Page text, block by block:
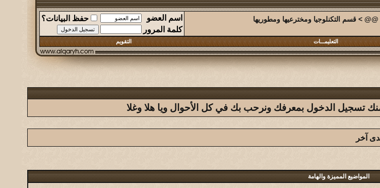
@@
>قسم التكنلوجيا ومخترعيها ومطوريها اسم العضو
حفظ البيانات؟
كلمة المرور
التعليمـــات التقويم
تسجيل الدخول بمعرفك ونرحب بك في كل الأحوال ويا هلا وغلا
آخر
المواضيع المميزة والهامة
كاتب الموضوع مشاركات المشاهدات آخر مشاركة